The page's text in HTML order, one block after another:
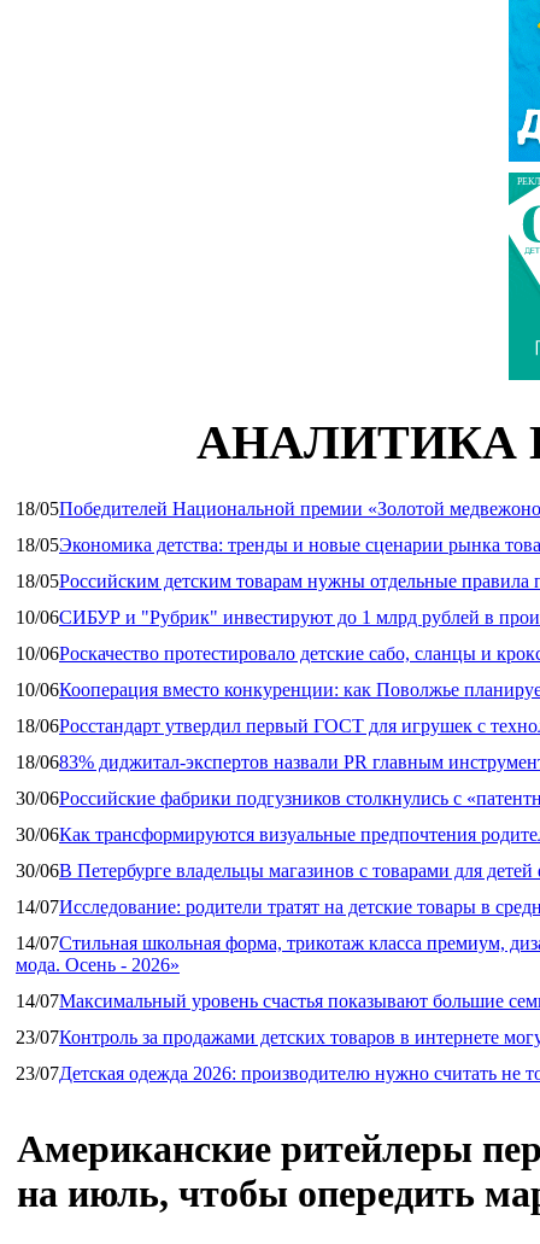
АНАЛИТИКА
18/05Победителей Национальной премии «Золотой
18/05Экономика детства: тренды и новые сценарии рынка
18/05Российским детским товарам нужны отдельные правила
10/06СИБУР и "Рубрик" инвестируют до 1 млрд рублей в
10/06Роскачество протестировало детские сабо, сланцы и
10/06Кооперация вместо конкуренции: как Поволжье
18/06Росстандарт утвердил первый ГОСТ для игрушек с
18/0683% диджитал‑экспертов назвали PR главным
30/06Российские фабрики подгузников столкнулись с
30/06Как трансформируются визуальные предпочтения
30/06В Петербурге владельцы магазинов с товарами для
14/07Исследование: родители тратят на детские товары в
14/07Стильная школьная форма, трикотаж класса премиум,
мода. Осень - 2026»
14/07Максимальный уровень счастья показывают большие
23/07Контроль за продажами детских товаров в интернете
23/07Детская одежда 2026: производителю нужно считать не
Американские ритейлеры
на июль, чтобы опередить